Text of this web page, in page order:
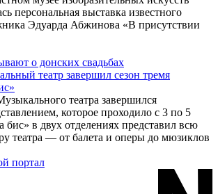
персональная выставка известного
Эдуарда Абжинова «В присутствии
театр завершил сезон тремя
театра завершился
которое проходило с 3 по 5
в двух отделениях представил всю
театра — от балета и оперы до мюзиклов
портал